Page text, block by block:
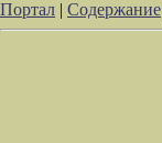
Портал | Содержание